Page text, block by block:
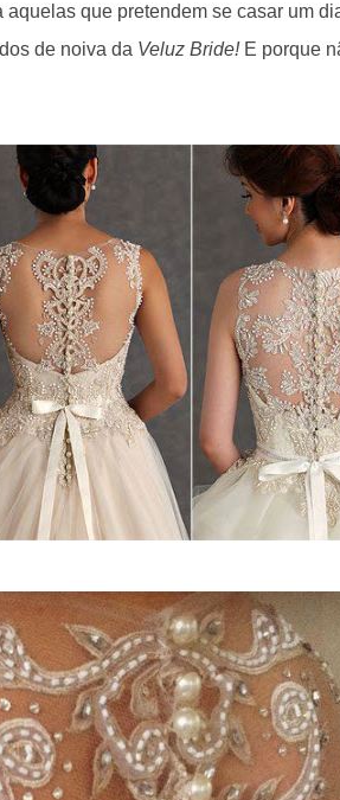
que pretendem se casar um
de noiva da Veluz Bride! E porque